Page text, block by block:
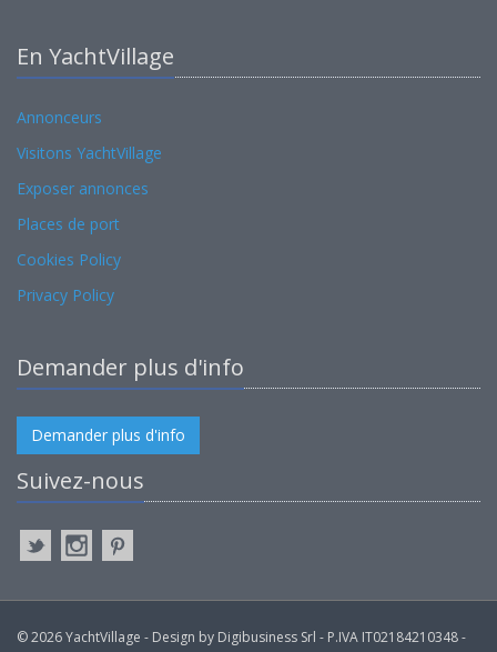
En YachtVillage
Annonceurs
Visitons YachtVillage
Exposer annonces
Places de port
Cookies Policy
Privacy Policy
Demander plus d'info
Demander plus d'info
Suivez-nous
© 2026 YachtVillage - Design by Digibusiness Srl - P.IVA IT02184210348 -